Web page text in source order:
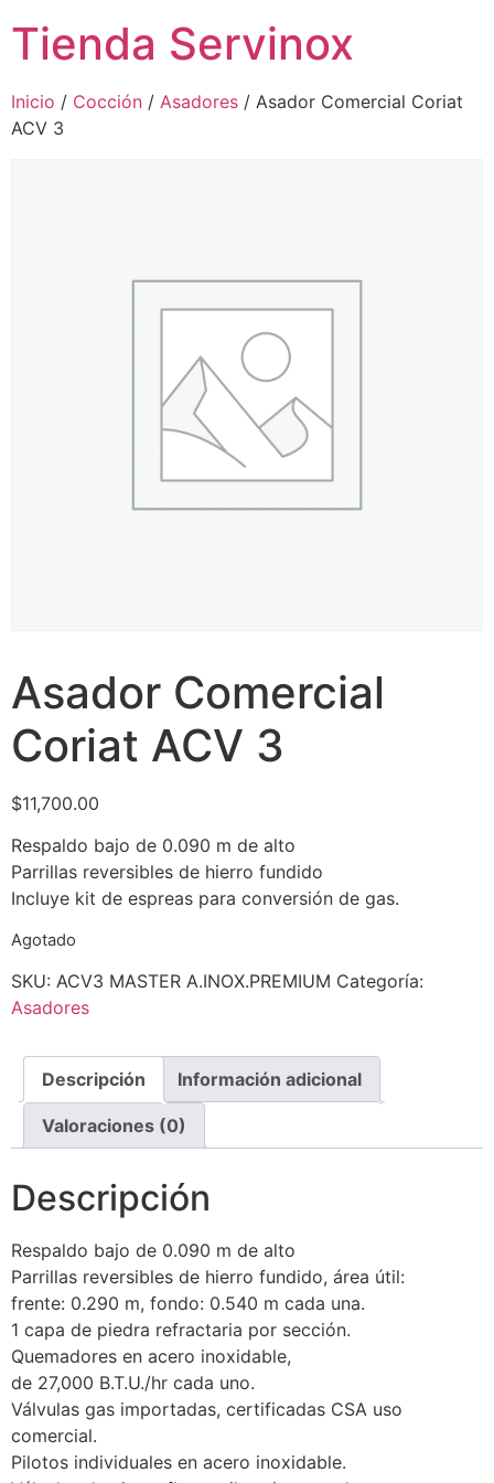
Tienda Servinox
Inicio / Cocción / Asadores / Asador Comercial Coriat
ACV 3
Asador Comercial
Coriat ACV 3
$11,700.00
Respaldo bajo de 0.090 m de alto
Parrillas reversibles de hierro fundido
Incluye kit de espreas para conversión de gas.
Agotado
SKU: ACV3 MASTER A.INOX.PREMIUM Categoría:
Asadores
Descripción Información adicional
Valoraciones (0)
Descripción
Respaldo bajo de 0.090 m de alto
Parrillas reversibles de hierro fundido, área útil:
frente: 0.290 m, fondo: 0.540 m cada una.
1 capa de piedra refractaria por sección.
Quemadores en acero inoxidable,
de 27,000 B.T.U./hr cada uno.
Válvulas gas importadas, certificadas CSA uso
comercial.
Pilotos individuales en acero inoxidable.